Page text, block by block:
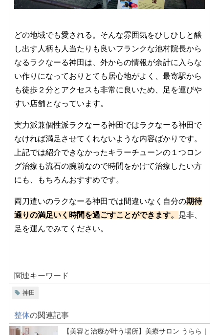
どの地域でも愛される。そんな雰囲気をひしひしと醸
し出す人柄も人当たりも良いフランクな池村院長から
なるラクなーる神田は、外からの情報が余計に入らな
い作りになっておりとても居心地がよく、最寄駅から
も徒歩２分とアクセスも非常に良いため、足を運びや
すい店舗となっています。
実力派兼個性派ラクなーる神田ではラクなーる神田で
なければ満足させてくれないような内容ばかりです。
上記では紹介できなかったキラーチューンの１つロン
グ治療も流石の腕前なので時間をかけて治療したい方
にも、もちろんおすすめです。
両刀遣いのラクなーる神田では間違いなく自分の期待
通りの満足いく時間を過ごすことができます。 是非、
足を運んでみてください。
関連キーワード
神田
整体の関連記事
【美容と治療が叶う場所】美療サロン うらら｜